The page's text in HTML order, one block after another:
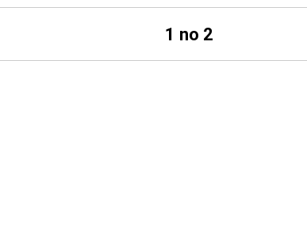
1 no 2